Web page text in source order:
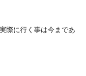
際に行く事は今まであ